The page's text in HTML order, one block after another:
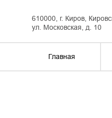
610000, г. Киров,
ул. Московская, д. 10
Главная